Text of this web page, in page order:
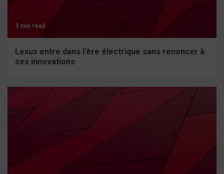
3 min read
Lexus entre dans l’ère électrique sans renoncer à
ses innovations